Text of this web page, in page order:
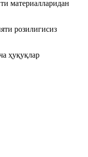
материалларидан
розилигисиз
ҳуқуқлар